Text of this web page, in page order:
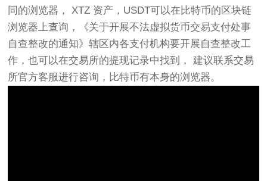
同的浏览器， XTZ 资产，USDT可以在比特币的区块链
浏览器上查询，《关于开展不法虚拟货币交易支付处事
自查整改的通知》辖区内各支付机构要开展自查整改工
作，也可以在交易所的提现记录中找到， 建议联系交易
所官方客服进行咨询，比特币有本身的浏览器。